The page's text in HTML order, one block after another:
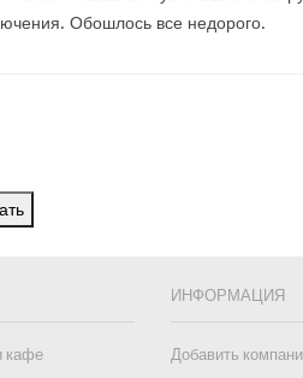
Обошлось все недорого.
кафе
ИНФОРМАЦИЯ
Добавить